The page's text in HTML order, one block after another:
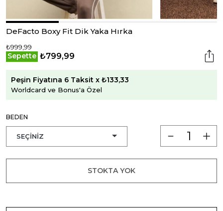
DeFacto Boxy Fit Dik Yaka Hırka
₺999,99
Sepette ₺799,99
Peşin Fiyatına 6 Taksit x ₺133,33
Worldcard ve Bonus'a Özel
BEDEN
STOKTA YOK